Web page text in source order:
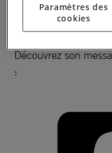
Red, Angelique
« Toast to Freedom ».
Découvrez son
:
Paramètres des
cookies